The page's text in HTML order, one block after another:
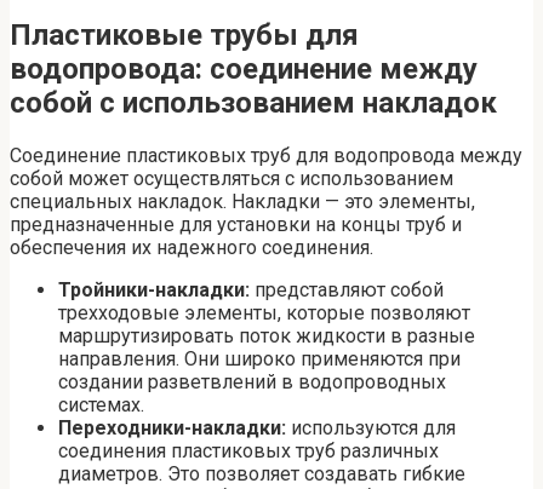
Пластиковые трубы для
водопровода: соединение между
собой с использованием накладок
Соединение пластиковых труб для водопровода между
собой может осуществляться с использованием
специальных накладок. Накладки — это элементы,
предназначенные для установки на концы труб и
обеспечения их надежного соединения.
Тройники-накладки: представляют собой
трехходовые элементы, которые позволяют
маршрутизировать поток жидкости в разные
направления. Они широко применяются при
создании разветвлений в водопроводных
системах.
Переходники-накладки: используются для
соединения пластиковых труб различных
диаметров. Это позволяет создавать гибкие